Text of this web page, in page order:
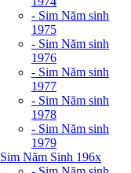
- Sim Năm sinh
1975
- Sim Năm sinh
1976
- Sim Năm sinh
1977
- Sim Năm sinh
1978
- Sim Năm sinh
1979
Sim Năm Sinh 196x